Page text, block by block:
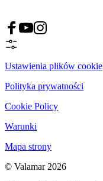
Ustawienia plików cookie
Polityka prywatności
Cookie Policy
Warunki
Mapa strony
© Valamar 2026